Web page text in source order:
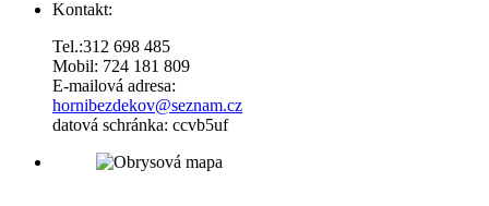
Kontakt:
Tel.:312 698 485
Mobil: 724 181 809
E-mailová adresa:
hornibezdekov@seznam.cz
datová schránka: ccvb5uf